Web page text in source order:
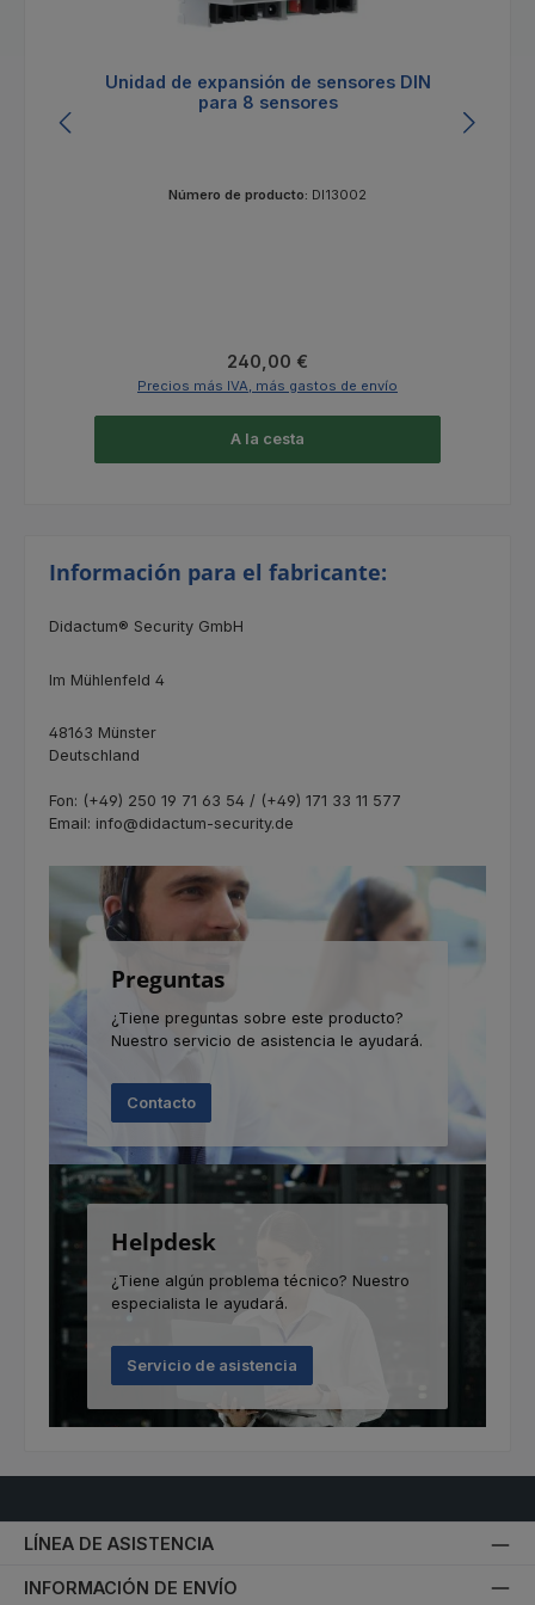
Unidad de expansión de sensores DIN
para 8 sensores
Número de producto: DI13002
Precio normal:
240,00 €
Precios más IVA, más gastos de envío
A la cesta
Información para el fabricante:
Didactum® Security GmbH
Im Mühlenfeld 4
48163 Münster
Deutschland
Fon: (+49) 250 19 71 63 54 / (+49) 171 33 11 577
Email: info@didactum-security.de
Preguntas
¿Tiene preguntas sobre este producto?
Nuestro servicio de asistencia le ayudará.
Contacto
Helpdesk
¿Tiene algún problema técnico? Nuestro
especialista le ayudará.
Servicio de asistencia
LÍNEA DE ASISTENCIA
INFORMACIÓN DE ENVÍO